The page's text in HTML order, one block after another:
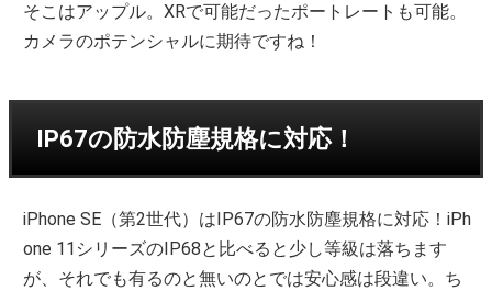
そこはアップル。XRで可能だったポートレートも可能。
カメラのポテンシャルに期待ですね！
IP67の防水防塵規格に対応！
iPhone SE（第2世代）はIP67の防水防塵規格に対応！iPh
one 11シリーズのIP68と比べると少し等級は落ちます
が、それでも有るのと無いのとでは安心感は段違い。ち